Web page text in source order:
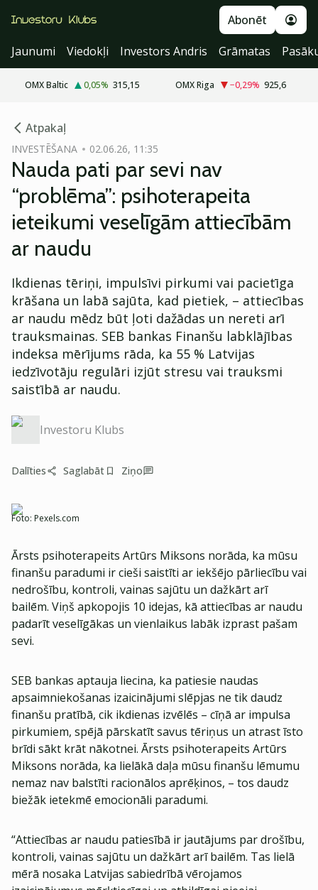
Abonēt
Jaunumi
Viedokļi Investors Andris Grāmatas
OMX Baltic 0,05% 315,15 OMX Riga −0,29% 925,6
Atpakaļ
INVESTĒŠANA 02.06.26, 11:35
Nauda pati par sevi nav
“problēma”: psihoterapeita
ieteikumi veselīgām attiecībām
ar naudu
Ikdienas tēriņi, impulsīvi pirkumi vai pacietīga
krāšana un labā sajūta, kad pietiek, – attiecības
ar naudu mēdz būt ļoti dažādas un nereti arī
trauksmainas. SEB bankas Finanšu labklājības
indeksa mērījums rāda, ka 55 % Latvijas
iedzīvotāju regulāri izjūt stresu vai trauksmi
saistībā ar naudu.
Investoru Klubs
Dalīties Saglabāt Ziņo
Foto: Pexels.com
Ārsts psihoterapeits Artūrs Miksons norāda, ka mūsu
finanšu paradumi ir cieši saistīti ar iekšējo pārliecību vai
nedrošību, kontroli, vainas sajūtu un dažkārt arī
bailēm. Viņš apkopojis 10 idejas, kā attiecības ar naudu
padarīt veselīgākas un vienlaikus labāk izprast pašam
sevi.
SEB bankas aptauja liecina, ka patiesie naudas
apsaimniekošanas izaicinājumi slēpjas ne tik daudz
finanšu pratībā, cik ikdienas izvēlēs – cīņā ar impulsa
pirkumiem, spējā pārskatīt savus tēriņus un atrast īsto
brīdi sākt krāt nākotnei. Ārsts psihoterapeits Artūrs
Miksons norāda, ka lielākā daļa mūsu finanšu lēmumu
nemaz nav balstīti racionālos aprēķinos, – tos daudz
biežāk ietekmē emocionāli paradumi.
“Attiecības ar naudu patiesībā ir jautājums par drošību,
kontroli, vainas sajūtu un dažkārt arī bailēm. Tas lielā
mērā nosaka Latvijas sabiedrībā vērojamos